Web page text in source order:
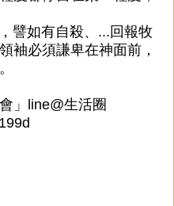
譬如有自殺、...回報牧
袖必須謙卑在神面前，
」line@生活圈